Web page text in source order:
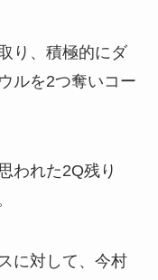
り、積極的にダ
ルを2つ奪いコー
われた2Q残り
に対して、今村